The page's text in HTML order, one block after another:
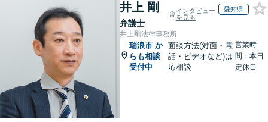
井上 剛
弁護士
インタビュー
を見る
愛知県
井上剛法律事務所
瑞浪市 か
らも相談
受付中
面談方法(対面・電
話・ビデオなど)は
応相談
営業時
間：本日
定休日